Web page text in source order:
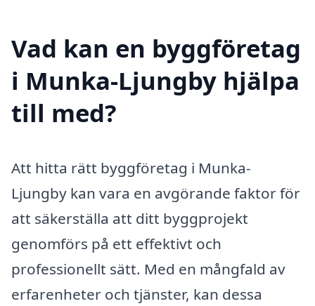
Vad kan en byggföretag
i Munka-Ljungby hjälpa
till med?
Att hitta rätt byggföretag i Munka-
Ljungby kan vara en avgörande faktor för
att säkerställa att ditt byggprojekt
genomförs på ett effektivt och
professionellt sätt. Med en mångfald av
erfarenheter och tjänster, kan dessa